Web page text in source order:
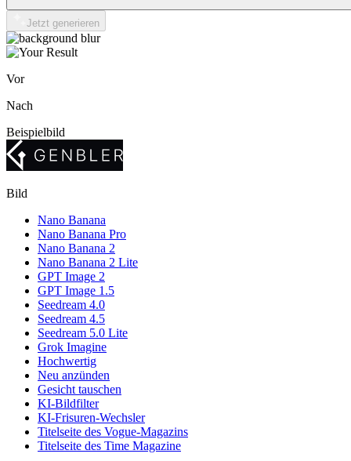
Jetzt generieren
Vor
Nach
Beispielbild
Bild
Nano Banana
Nano Banana Pro
Nano Banana 2
Nano Banana 2 Lite
GPT Image 2
GPT Image 1.5
Seedream 4.0
Seedream 4.5
Seedream 5.0 Lite
Grok Imagine
Hochwertig
Neu anzünden
Gesicht tauschen
KI-Bildfilter
KI-Frisuren-Wechsler
Titelseite des Vogue-Magazins
Titelseite des Time Magazine